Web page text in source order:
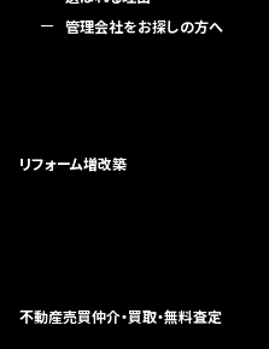
管理会社をお探しの方へ
リフォーム増改築
不動産売買仲介・買取・無料査定